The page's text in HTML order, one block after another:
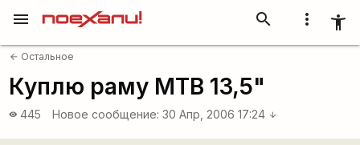
more_vert accessibility_new
search
menu
arrow_back Остальное
Куплю раму MTB 13,5"
visibility 445 Новое сообщение: 30 Апр, 2006 17:24 arrow_downward